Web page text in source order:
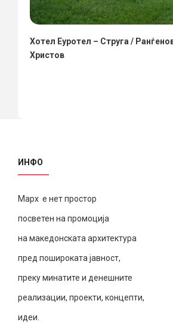
Хотел Еуротел – Струга /
Христов
ИНФО
Марх е нет простор
посветен на промоција
на македонската архитектура
пред пошироката јавност,
преку минатите и денешните
реализации, проекти, концепти,
идеи.